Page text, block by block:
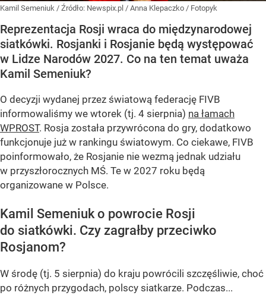
Kamil Semeniuk / Źródło: Newspix.pl / Anna Klepaczko / Fotopyk
Reprezentacja Rosji wraca do międzynarodowej
siatkówki. Rosjanki i Rosjanie będą występować
w Lidze Narodów 2027. Co na ten temat uważa
Kamil Semeniuk?
O decyzji wydanej przez światową federację FIVB
informowaliśmy we wtorek (tj. 4 sierpnia) na łamach
WPROST. Rosja została przywrócona do gry, dodatkowo
funkcjonuje już w rankingu światowym. Co ciekawe, FIVB
poinformowało, że Rosjanie nie wezmą jednak udziału
w przyszłorocznych MŚ. Te w 2027 roku będą
organizowane w Polsce.
Kamil Semeniuk o powrocie Rosji
do siatkówki. Czy zagrałby przeciwko
Rosjanom?
W środę (tj. 5 sierpnia) do kraju powrócili szczęśliwie, choć
po różnych przygodach, polscy siatkarze. Podczas...